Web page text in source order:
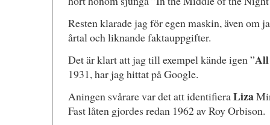
Resten klarade jag för egen maskin, även om
årtal och liknande faktauppgifter.
Det är klart att jag till exempel kände igen ”All
1931, har jag hittat på Google.
Aningen svårare var det att identifieraLiza
Fast låten gjordes redan 1962 av Roy Orbison.